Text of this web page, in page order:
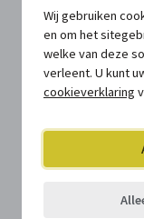
Wij gebruiken
en om het
welke van deze
verleent. U kunt
cookieverklaring
Zes
moet
Document